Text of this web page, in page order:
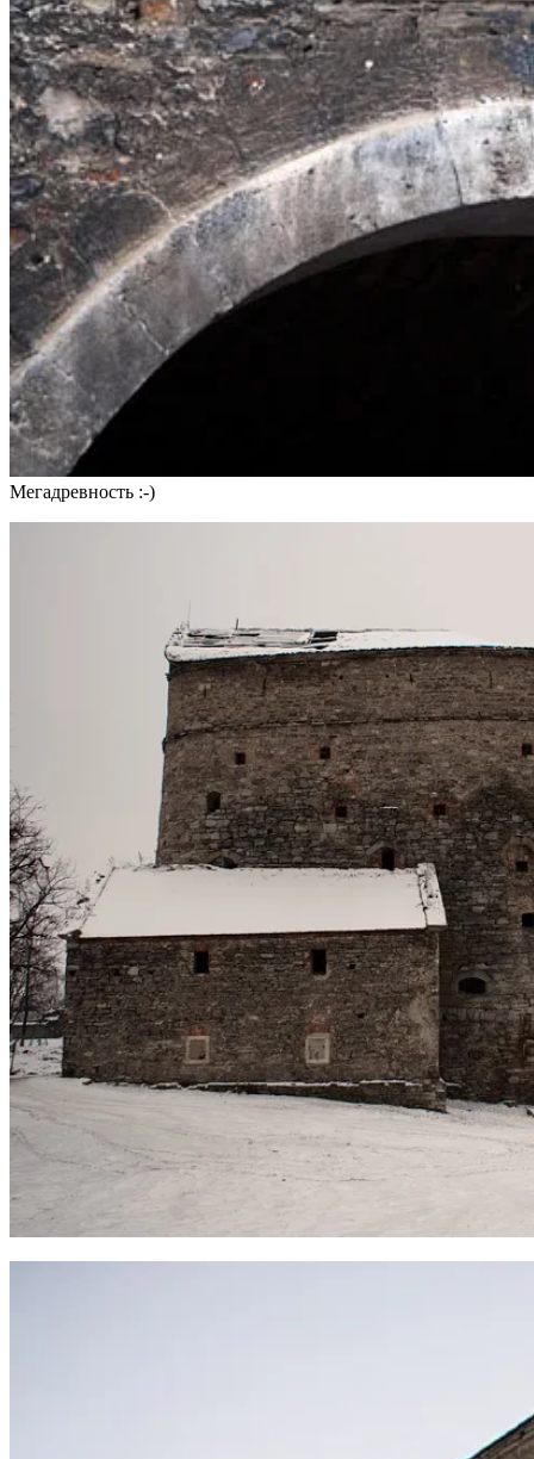
Мегадревность :-)